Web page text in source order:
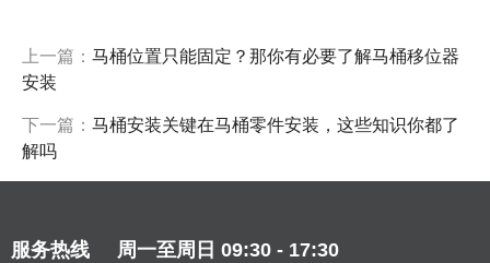
上一篇： 马桶位置只能固定？那你有必要了解马桶移位器
安装
下一篇： 马桶安装关键在马桶零件安装，这些知识你都了
解吗
服务热线 周一至周日 09:30 - 17:30